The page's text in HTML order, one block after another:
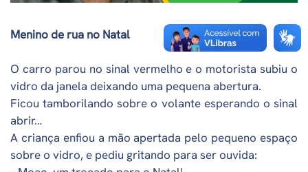
Menino de rua no Natal
O carro parou no sinal vermelho e o motorista subiu o
vidro da janela deixando uma pequena abertura.
Ficou tamborilando sobre o volante esperando o sinal
abrir…
A criança enfiou a mão apertada pelo pequeno espaço
sobre o vidro, e pediu gritando para ser ouvida: